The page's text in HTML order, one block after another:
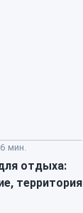
мин.
отдыха:
территория